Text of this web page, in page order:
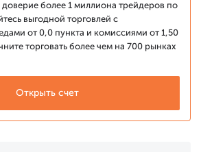
доверие более 1 миллиона трейдеров по
выгодной торговлей с
от 0,0 пункта и комиссиями от 1,50
торговать более чем на 700 рынках
Открыть счет